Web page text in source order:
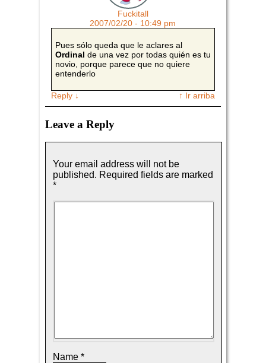
Fuckitall
2007/02/20 - 10:49 pm
Pues sólo queda que le aclares al
Ordinal de una vez por todas quién es tu
novio, porque parece que no quiere
entenderlo
Reply ↓ ↑ Ir arriba
Leave a Reply
Your email address will not be
published. Required fields are marked
*
Name *